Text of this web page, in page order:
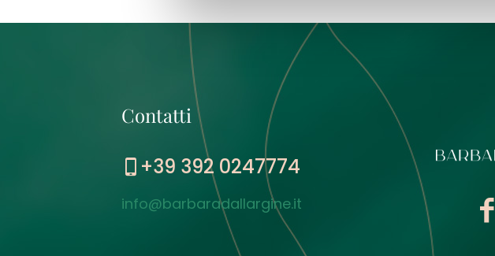
Contatti
+39 392 0247774
info@barbaradallargine.it